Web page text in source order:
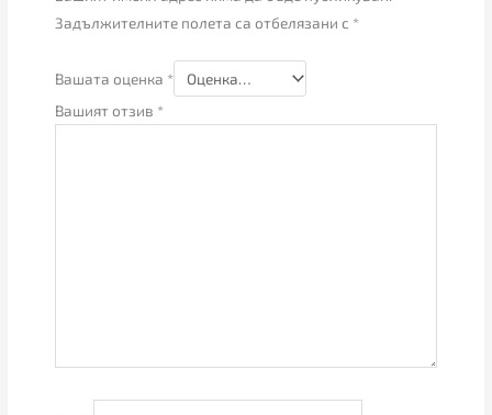
Задължителните полета са отбелязани с *
Вашата оценка *
Вашият отзив *